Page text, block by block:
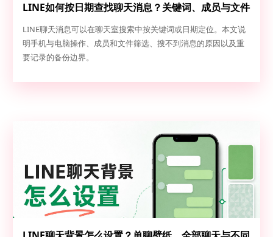
LINE如何按日期查找聊天消息？关键词、成员与文件
LINE聊天消息可以在聊天室搜索中按关键词或日期定位。本文说
明手机与电脑操作、成员和文件筛选、搜不到消息的原因以及重
要记录的备份边界。